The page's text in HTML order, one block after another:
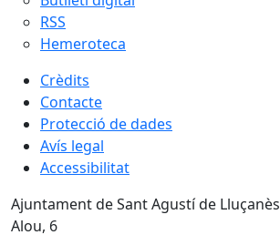
RSS
Hemeroteca
Crèdits
Contacte
Protecció de dades
Avís legal
Accessibilitat
Ajuntament de Sant Agustí de Lluçanès
Alou, 6